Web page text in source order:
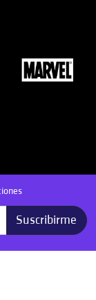
Suscribirme